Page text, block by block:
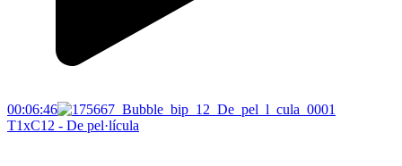
00:06:46
T1xC12 - De pel·lícula